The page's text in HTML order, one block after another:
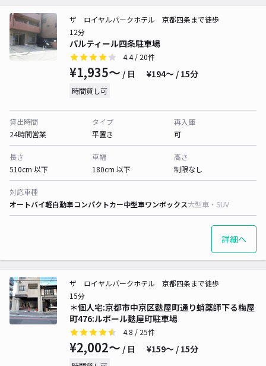
パルティール四条駐車場
ザ ロイヤルパークホテル 京都四条まで徒歩
12分
4.4/ 20件
¥1,935〜 / 日 ¥194〜 / 15分
時間貸し可
貸出時間
24時間営業
タイプ
平置き
再入庫
可
長さ
510cm 以下
車幅
180cm 以下
高さ
制限なし
対応車種
オートバイ軽自動車コンパクトカー中型車ワンボックス大型車・SUV
詳細へ
＊個人宅:京都市中京区麩屋町通り蛸薬師下る梅屋
町476:ルポール麸屋町駐車場
ザ ロイヤルパークホテル 京都四条まで徒歩
15分
4.8 / 25件
¥2,002〜 / 日 ¥159〜 / 15分